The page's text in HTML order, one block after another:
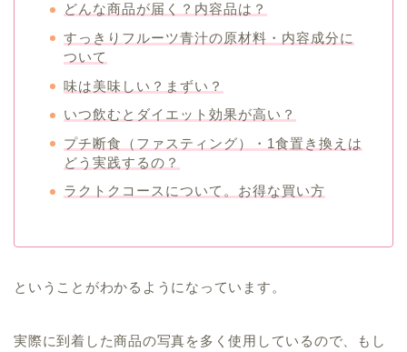
どんな商品が届く？内容品は？
すっきりフルーツ青汁の原材料・内容成分に
ついて
味は美味しい？まずい？
いつ飲むとダイエット効果が高い？
プチ断食（ファスティング）・1食置き換えは
どう実践するの？
ラクトクコースについて。お得な買い方
ということがわかるようになっています。
実際に到着した商品の写真を多く使用しているので、もし